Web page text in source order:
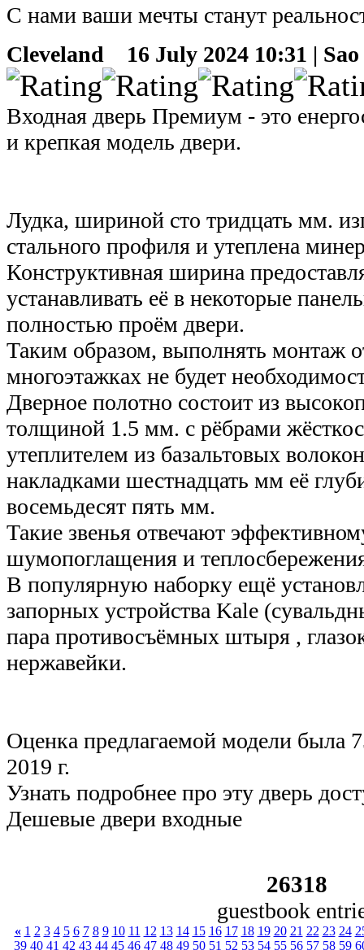
С нами ваши мечты станут
Cleveland
16 July 2024 10:31 | Sao
Входная дверь Премиум - это
и крепкая модель двери.
Лудка, шириной сто тридцать мм.
стального профиля и утеплена
Конструктивная ширина
устанавливать её в некоторые
полностью проём двери.
Таким образом, выполнять монтаж
многоэтажках не будет
Дверное полотно состоит из
толщиной 1.5 мм. с рёбрами
утеплителем из базальтовых
накладками шестнадцать мм её
восемьдесят пять мм.
Такие звенья отвечают
шумопоглащения и
В популярную наборку ещё
запорных устройства Kale
пара противосъёмных штыря ,
нержавейки.
Оценка предлагаемой модели была
2019 г.
Узнать подробнее про эту дверь
Дешевые двери входные
26318
guestbook
« 1 2 3 4 5 6 7 8 9 10 11 12 13 14 15 16 17 18 19 20 21 22 23 24
39 40 41 42 43 44 45 46 47 48 49 50 51 52 53 54 55 56 57 58 59